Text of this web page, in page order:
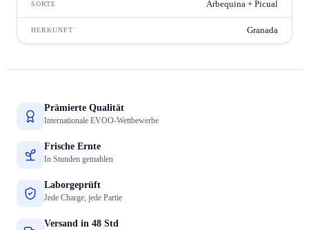
SORTE Arbequina + Picual
HERKUNFT Granada
Prämierte Qualität
Internationale EVOO-Wettbewerbe
Frische Ernte
In Stunden gemahlen
Laborgeprüft
Jede Charge, jede Partie
Versand in 48 Std